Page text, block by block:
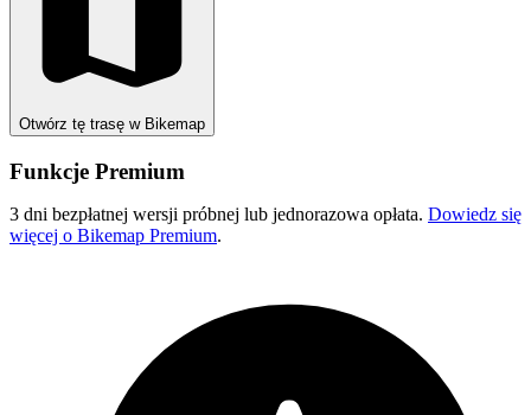
Otwórz tę trasę w Bikemap
Funkcje Premium
3 dni bezpłatnej wersji próbnej lub jednorazowa opłata. Dowiedz się
więcej o Bikemap Premium.